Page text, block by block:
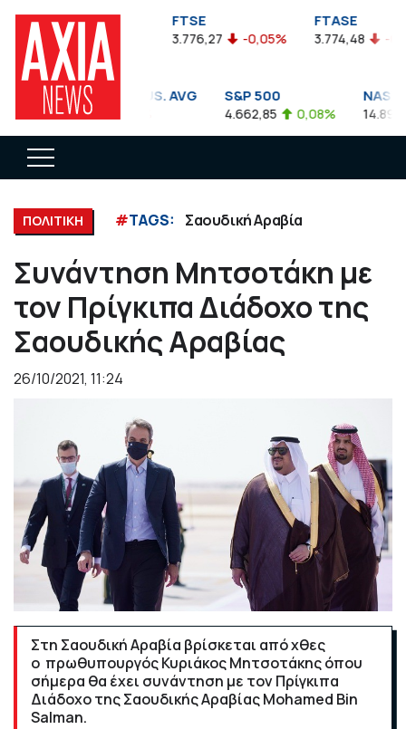
FTSEA
899,47 -0,04%
FTSE
3.776,27 -0,05%
FTASE
3.774,48 -0,10%
DOW JONES INDUS. AVG
35.911,81 -0,56%
S&P 500
4.662,85 0,08% 14.893,75
ΠΟΛΙΤΙΚΗ #TAGS: Σαουδική Αραβία
Συνάντηση Μητσοτάκη με
τον Πρίγκιπα Διάδοχο της
Σαουδικής Αραβίας
26/10/2021, 11:24
Στη Σαουδική Αραβία βρίσκεται από χθες
ο πρωθυπουργός Κυριάκος Μητσοτάκης όπου
σήμερα θα έχει συνάντηση με τον Πρίγκιπα
Διάδοχο της Σαουδικής Αραβίας Mohamed Bin
Salman.